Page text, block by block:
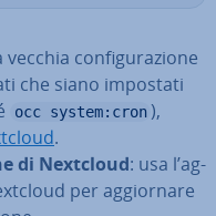
vecchia con­fi­gu­ra­zio­ne
che siano impostati
occ system:cron ),
.
di Nextcloud: usa l’ag­
per ag­gior­na­re